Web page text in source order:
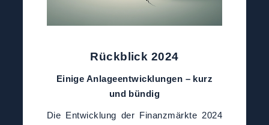
Rückblick 2024
Einige Anlageentwicklungen – kurz
und bündig
Die Entwicklung der Finanzmärkte 2024